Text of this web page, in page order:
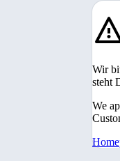
Wir
steht
We